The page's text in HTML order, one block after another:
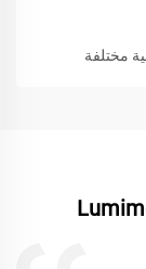
مختلفة